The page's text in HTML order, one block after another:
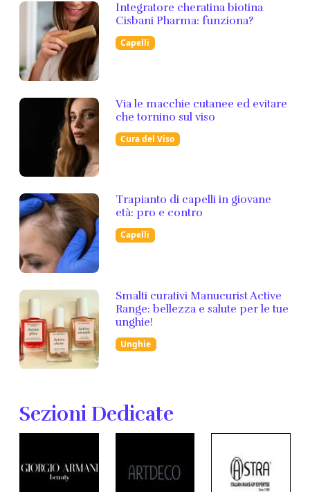
Integratore cheratina biotina
Cisbani Pharma: funziona?
Capelli
Via le macchie cutanee ed evitare
che tornino sul viso
Cura del Viso
Trapianto di capelli in giovane
età: pro e contro
Capelli
Smalti curativi Manucurist Active
Range: bellezza e salute per le tue
unghie!
Unghie
Sezioni Dedicate